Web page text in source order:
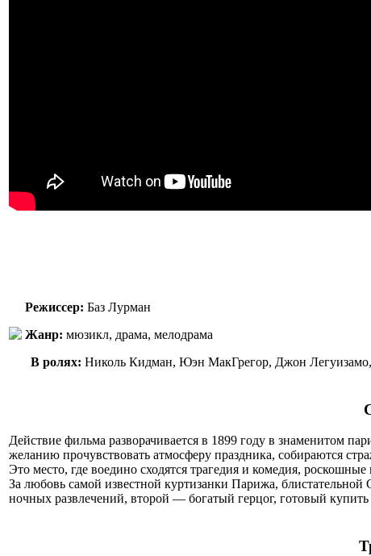
Режиссер: Баз Лурман
Жанр: мюзикл, драма, мелодрама
В ролях: Николь Кидман, Юэн МакГрегор, Джон
Действие фильма разворачивается в 1899 году в знаменитом
желанию прочувствовать атмосферу праздника, собираются
Это место, где воедино сходятся трагедия и комедия,
За любовь самой известной куртизанки Парижа,
ночных развлечений, второй — богатый герцог, готовый